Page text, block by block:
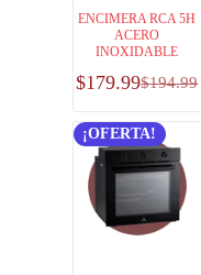
ENCIMERA RCA 5H
ACERO
INOXIDABLE
$194.99
$179.99
¡OFERTA!